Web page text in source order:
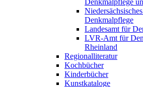
Denkmalpflege
Denkmalpflege
Landesamt für
LVR-Amt für
Rheinland
Regionalliteratur
Kochbücher
Kinderbücher
Kunstkataloge